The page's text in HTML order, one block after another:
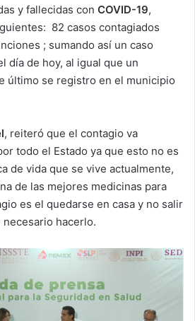
y fallecidas con COVID-19,
82 casos contagiados
; sumando así un caso
día de hoy, al igual que un
último se registro en el municipio
, reiteró que el contagio va
todo el Estado ya que esto no es
de vida que se vive actualmente,
de las mejores medicinas para
es el quedarse en casa y no salir
hacerlo.